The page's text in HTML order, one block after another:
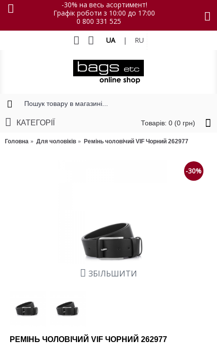
-30% на весь асортимент!
Графік роботи з 10:00 до 17:00
0 800 331 525
UA | RU
Товарів: 0 (0 грн)
КАТЕГОРІЇ
Головна Для чоловіків Ремінь чоловічий VIF Чорний 262977
-30%
ЗБІЛЬШИТИ
РЕМІНЬ ЧОЛОВІЧИЙ VIF ЧОРНИЙ 262977